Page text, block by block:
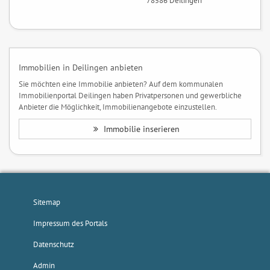
Immobilien in Deilingen anbieten
Sie möchten eine Immobilie anbieten? Auf dem kommunalen
Immobilienportal Deilingen haben Privatpersonen und gewerbliche
Anbieter die Möglichkeit, Immobilienangebote einzustellen.
Immobilie inserieren
Sitemap
Impressum des Portals
Datenschutz
Admin